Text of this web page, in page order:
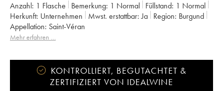
Anzahl: 1 Flasche Bemerkung: 1 Normal Füllstand: 1 Normal
Herkunft:
unternehmen Mwst. erstattbar: ja Region:
Burgund
Appellation:
Saint-Véran
Mehr erfahren …
KONTROLLIERT, BEGUTACHTET &
ZERTIFIZIERT VON IDEALWINE